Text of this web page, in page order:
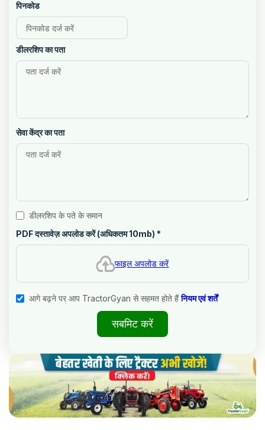
पिनकोड
डीलरशिप का पता
सेवा केंद्र का पता
डीलरशिप के पते के समान
PDF दस्तावेज़ अपलोड करें (अधिकतम 10mb) *
फाइल अपलोड करें
आगे बढ़ने पर आप TractorGyan से सहमत होते हैं नियम एवं शर्तें
सबमिट करें